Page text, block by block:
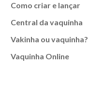
Como criar e lançar
Central da vaquinha
Vakinha ou vaquinha?
Vaquinha Online